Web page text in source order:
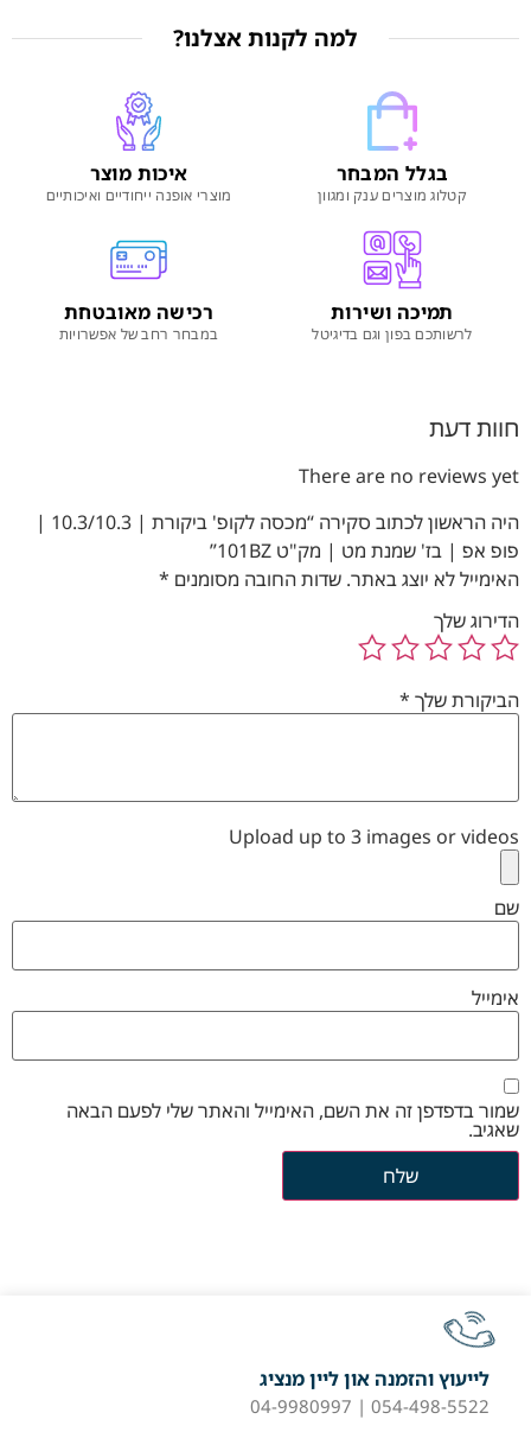
למה לקנות אצלנו?
בגלל המבחר
קטלוג מוצרים ענק ומגוון
איכות מוצר
מוצרי אופנה ייחודיים ואיכותיים
תמיכה ושירות
לרשותכם בפון וגם בדיגיטל
רכישה מאובטחת
במבחר רחב של אפשרויות
חוות דעת
There are no reviews yet
היה הראשון לכתוב סקירה “מכסה לקופ' ביקורת | 10.3/10.3 |
פופ אפ | בז' שמנת מט | מק"ט 101BZ”
האימייל לא יוצג באתר. שדות החובה מסומנים *
הדירוג שלך
הביקורת שלך *
Upload up to 3 images or videos
שם
אימייל
שמור בדפדפן זה את השם, האימייל והאתר שלי לפעם הבאה
שאגיב.
לייעוץ והזמנה און ליין מנציג
054-498-5522 | 04-9980997